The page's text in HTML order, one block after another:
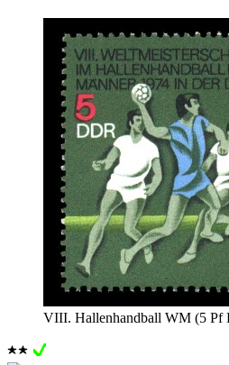
VIII. Hallenhandball WM (5 Pf